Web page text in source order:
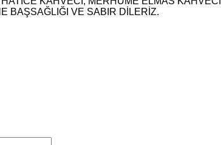
BAŞSAĞLIĞI VE SABIR DİLERİZ.